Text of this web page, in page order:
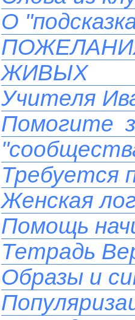
О
ЖИВЫХ
Учителя
Помогите
Требуется
Женская
Помощь
Тетрадь
Образы и